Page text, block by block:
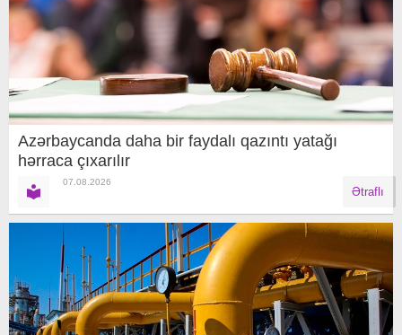
Azərbaycanda daha bir faydalı qazıntı yatağı
hərraca çıxarılır
07.08.2026
Ətraflı